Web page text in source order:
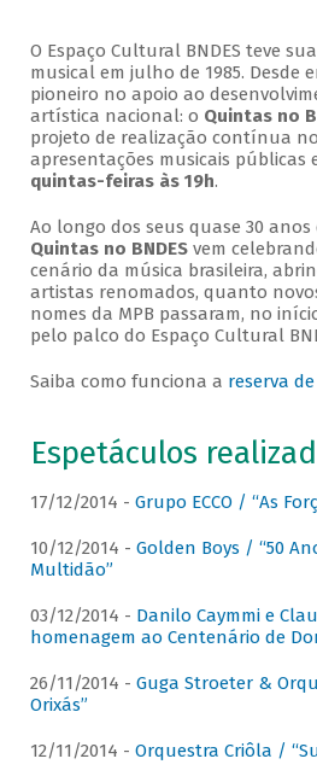
O Espaço Cultural BNDES teve
musical em julho de 1985. Desde
pioneiro no apoio ao
artística nacional: o Quintas no
projeto de realização contínua
apresentações musicais públicas
quintas-feiras às 19h.
Ao longo dos seus quase 30 anos
Quintas no BNDESvem
cenário da música brasileira,
artistas renomados, quanto
nomes da MPB passaram, no
pelo palco do Espaço Cultural
Saiba como funciona a reserva
Espetáculos
17/12/2014 - Grupo ECCO / “As
10/12/2014 - Golden Boys / “50
Multidão”
03/12/2014 - Danilo Caymmi e
homenagem ao Centenário de
26/11/2014 - Guga Stroeter &
Orixás”
12/11/2014 - Orquestra Criôla /